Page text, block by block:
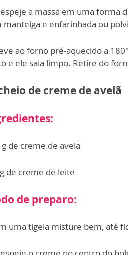
a massa em uma forma
manteiga e enfarinhada ou
ao forno pré-aquecido a
e ele saia limpo. Retire do
de creme de avelã
de creme de avelä
de creme de leite
de preparo:
uma tigela misture bem, até